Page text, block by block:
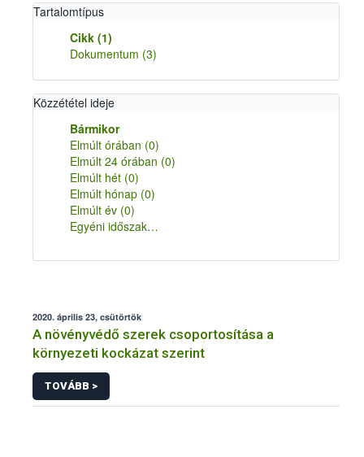
Tartalomtípus
Cikk (1)
Dokumentum (3)
Közzététel ideje
Bármikor
Elmúlt órában (0)
Elmúlt 24 órában (0)
Elmúlt hét (0)
Elmúlt hónap (0)
Elmúlt év (0)
Egyéni időszak…
2020. április 23, csütörtök
A növényvédő szerek csoportosítása a
környezeti kockázat szerint
TOVÁBB >